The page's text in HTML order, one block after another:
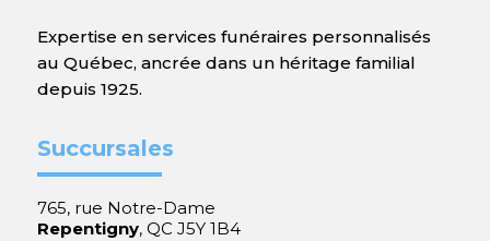
Expertise en services funéraires personnalisés
au Québec, ancrée dans un héritage familial
depuis 1925.
Succursales
765, rue Notre-Dame
Repentigny, QC J5Y 1B4